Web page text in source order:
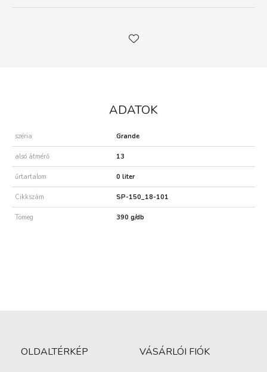
ADATOK
széria Grande
alsó átmérő 13
űrtartalom 0 liter
Cikkszám SP-150_18-101
Tömeg 390 g/db
OLDALTÉRKÉP VÁSÁRLÓI FIÓK